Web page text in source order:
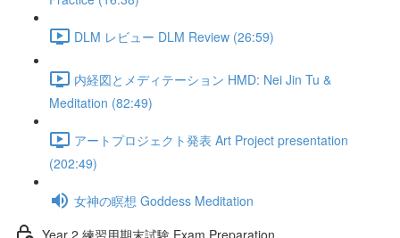
DLM レビュー DLM Review (26:59)
内経図とメディテーション HMD: Nei Jin Tu &
Meditation (82:49)
アートプロジェクト発表 Art Project presentation
(202:49)
女神の瞑想 Goddess Meditation
Year 2 練習用期末試験 Exam Preparation